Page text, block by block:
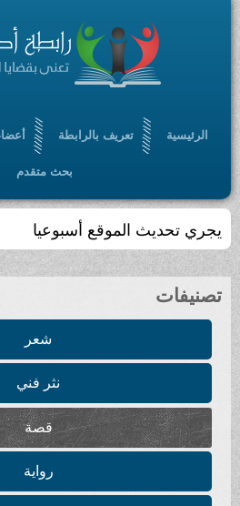
الرئيسية تعريف بالرابطة أعضاء
بحث متقدم
يجري تحديث الموقع أسبوعيا
تصنيفات
شعر
نثر فني
قصة
رواية